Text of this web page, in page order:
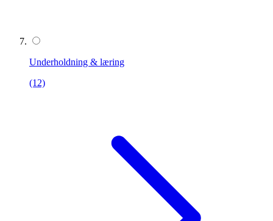
Underholdning & læring
(12)